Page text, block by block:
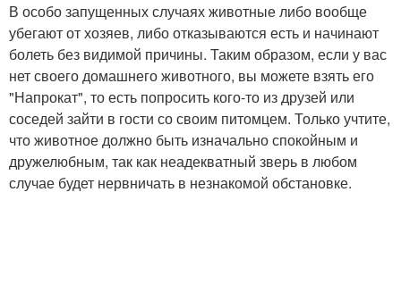
В особо запущенных случаях животные либо вообще
убегают от хозяев, либо отказываются есть и начинают
болеть без видимой причины. Таким образом, если у вас
нет своего домашнего животного, вы можете взять его
"Напрокат", то есть попросить кого-то из друзей или
соседей зайти в гости со своим питомцем. Только учтите,
что животное должно быть изначально спокойным и
дружелюбным, так как неадекватный зверь в любом
случае будет нервничать в незнакомой обстановке.